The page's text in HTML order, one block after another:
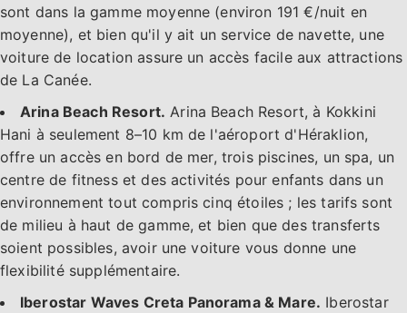
sont dans la gamme moyenne (environ 191 €/nuit en
moyenne), et bien qu'il y ait un service de navette, une
voiture de location assure un accès facile aux attractions
de La Canée.
Arina Beach Resort. Arina Beach Resort, à Kokkini
Hani à seulement 8–10 km de l'aéroport d'Héraklion,
offre un accès en bord de mer, trois piscines, un spa, un
centre de fitness et des activités pour enfants dans un
environnement tout compris cinq étoiles ; les tarifs sont
de milieu à haut de gamme, et bien que des transferts
soient possibles, avoir une voiture vous donne une
flexibilité supplémentaire.
Iberostar Waves Creta Panorama & Mare. Iberostar